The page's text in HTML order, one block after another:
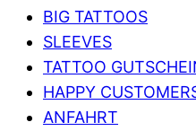
BIG TATTOOS
SLEEVES
TATTOO
HAPPY
ANFAHRT